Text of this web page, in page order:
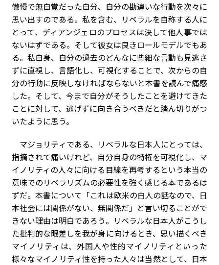
傲慢で無自覚だった自分、自分の勘違いな行動を次々に
思い出すのである。私を含む、リベラルを自称する人に
とって、ディアンジェロのプロセスは決して他人事では
ないはずである。そして彼女は良きロールモデルでもあ
る。私自身、自分の過去のどんなに些細な言動も見逃さ
ずに直視し、言語化し、可視化することで、次からの自
分の行動に反映しなければならないと本書を読んで痛感
した。そして、今まで自分がそうしたことを避けてきた
ことに対して、逃げずに向き合うべきだと踏ん切りがつ
いたように思う。
マジョリティである、リベラルな日本人にとっては、
指摘されて痛いけれど、自分自身の特権を可視化し、マ
イノリティの人々に向ける目線を再考するという本当の
意味でのリベラリズムの必要性を強く感じる本であるは
ずだ。本書について「これは欧米の白人の話なので、日
本社会には関係がない、無関係だ」と言い切ることがで
きない理由は明白であろう。リベラルな日本人がこうし
た批判的な眼差しを我が身に向けるとき、思い描くべき
マイノリティは、外国人や性的マイノリティといった
様々なマイノリティ性を持った人々は当然として、日本